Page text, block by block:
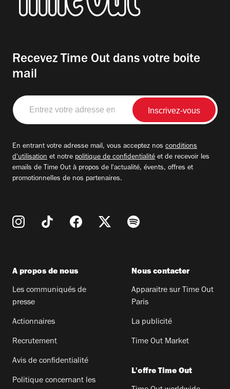
Recevez Time Out dans votre boite
mail
Entrez
votre
adresse
En entrant votre adresse mail, vous acceptez nos conditions
d'utilisation et notre politique de confidentialité et de recevoir les
emails de Time Out à propos de l'actualité, évents, offres et
promotionnelles de nos partenaires.
A propos de nous
Les communiqués de
presse
Actionnaires
Recrutement
Avis de confidentialité
Politique concernant les
Nous contacter
Apparaitre sur Time Out
Paris
La publicité
Time Out Market
L'offre Time Out